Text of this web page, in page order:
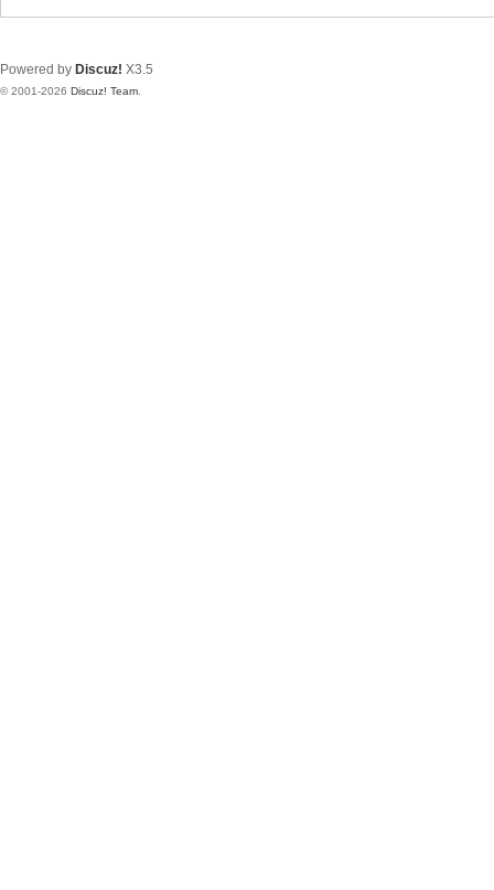
Powered by Discuz! X3.5
© 2001-2026 Discuz! Team